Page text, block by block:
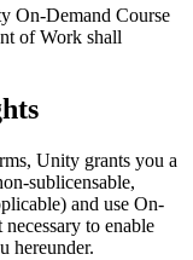
On-Demand Course
of Work shall
Unity grants you a
sublicensable,
and use On-
to enable
hereunder.